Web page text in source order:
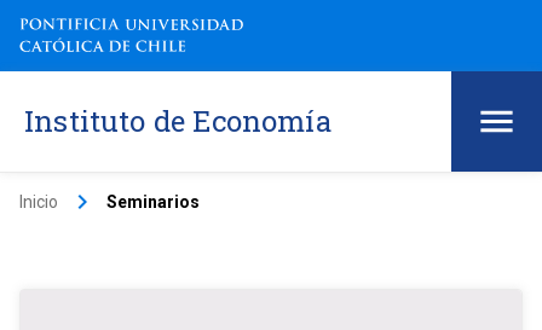
Instituto de Economía
Inicio keyboard_arrow_right Seminarios